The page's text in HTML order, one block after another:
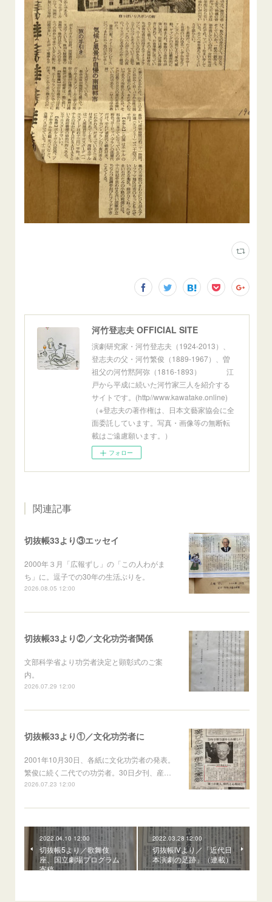
河竹登志夫 OFFICIAL SITE
演劇研究家・河竹登志夫（1924-2013）、
登志夫の父・河竹繁俊（1889-1967）、曽
祖父の河竹黙阿弥（1816-1893） 江
戸から平成に続いた河竹家三人を紹介する
サイトです。(http//www.kawatake.online)
（※登志夫の著作権は、日本文藝家協会に全
面委託しています。写真・画像等の無断転
載はご遠慮願います。）
フォロー
関連記事
切抜帳33より③エッセイ
2000年３月「広報ずし」の「この人わがま
ち」に。逗子での30年の生活ぶりを。
2026.08.05 12:00
切抜帳33より②／文化功労者関係
文部科学省より功労者決定と顕彰式のご案
内。
2026.07.29 12:00
切抜帳33より①／文化功労者に
2001年10月30日、各紙に文化功労者の発表。
繁俊に続く二代での功労者。30日夕刊、産…
2026.07.23 12:00
2022.04.10 12:00
切抜帳5より／歌舞伎
座、国立劇場プログラム
寄稿
2022.03.28 12:00
切抜帳Ⅳより／「近代日
本演劇の足跡」（連載）